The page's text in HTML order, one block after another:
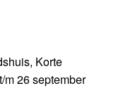
Korte
m 26 september